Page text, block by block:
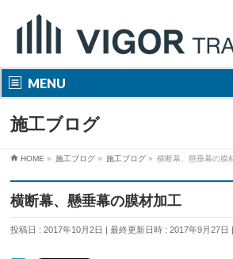
MENU
施工ブログ
HOME » 施工ブログ » 施工ブログ » 横断幕、懸垂幕の膜
横断幕、懸垂幕の膜材加工
投稿日 : 2017年10月2日 最終更新日時 : 2017年9月27日